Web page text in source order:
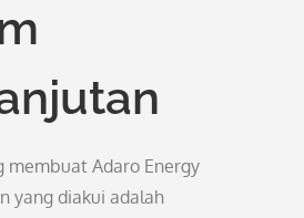
membuat Adaro Energy
yang diakui adalah